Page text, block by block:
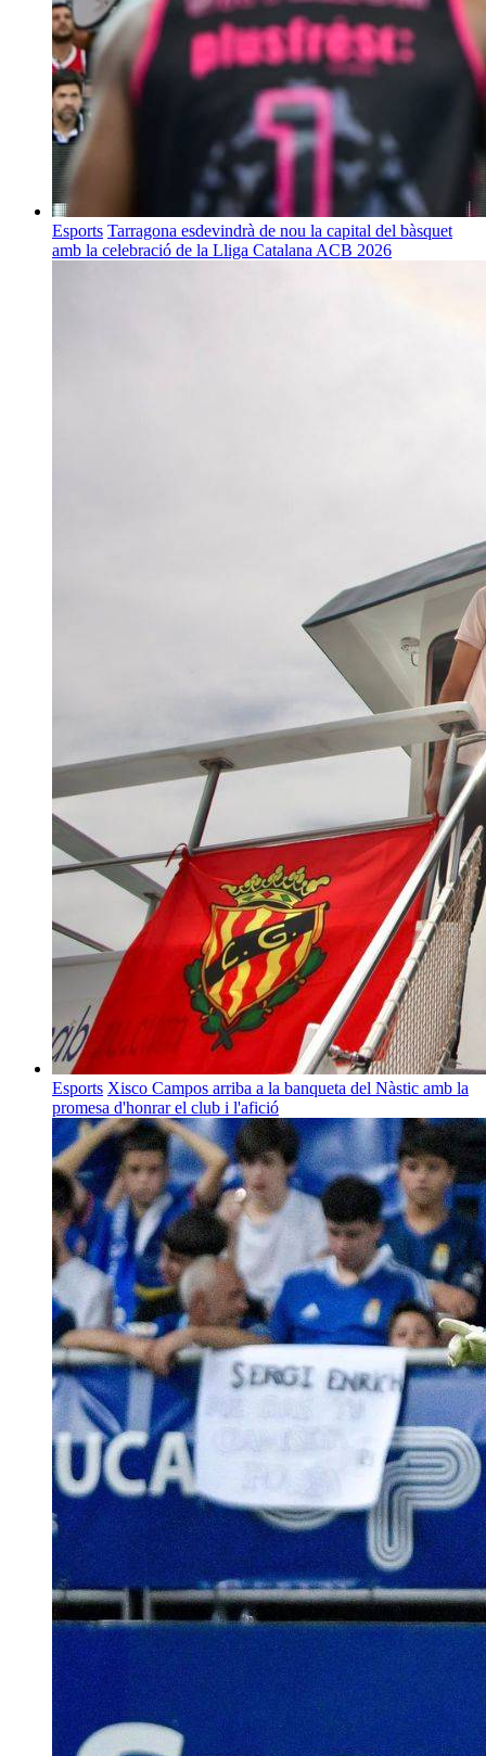
Esports Tarragona esdevindrà de nou la capital del bàsquet
amb la celebració de la Lliga Catalana ACB 2026
Esports Xisco Campos arriba a la banqueta del Nàstic amb la
promesa d'honrar el club i l'afició